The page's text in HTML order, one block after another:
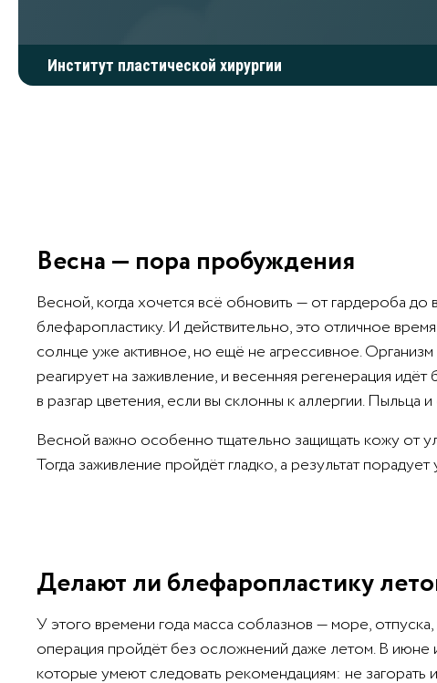
Институт пластической хирургии
Весна — пора пробуждения
Весной, когда хочется всё обновить — от гардероба до
блефаропластику. И действительно, это отличное
солнце уже активное, но ещё не агрессивное.
реагирует на заживление, и весенняя регенерация
в разгар цветения, если вы склонны к аллергии. Пыльца
Весной важно особенно тщательно защищать кожу от
Тогда заживление пройдёт гладко, а результат
Делают ли блефаропластику
У этого времени года масса соблазнов — море,
операция пройдёт без осложнений даже летом. В июне
которые умеют следовать рекомендациям: не